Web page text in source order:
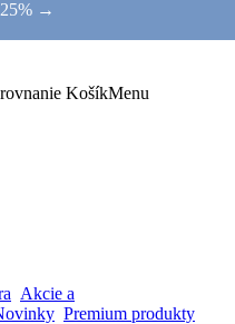
→
KošíkMenu
Akcie a
Premium produkty